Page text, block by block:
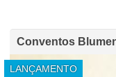
Conventos
LANÇAMENTO